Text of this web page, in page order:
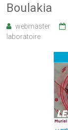
Boulakia
webmaster
laboratoire